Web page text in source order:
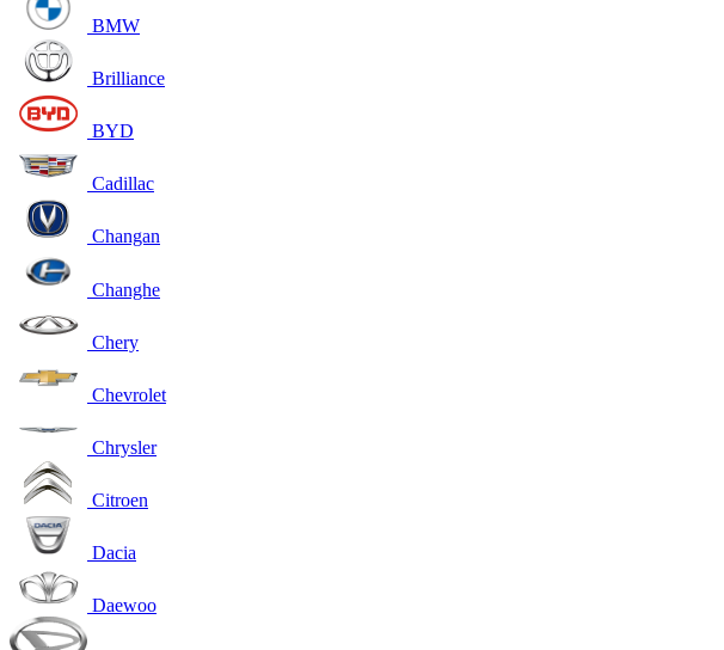
BMW
Brilliance
BYD
Cadillac
Changan
Changhe
Chery
Chevrolet
Chrysler
Citroen
Dacia
Daewoo